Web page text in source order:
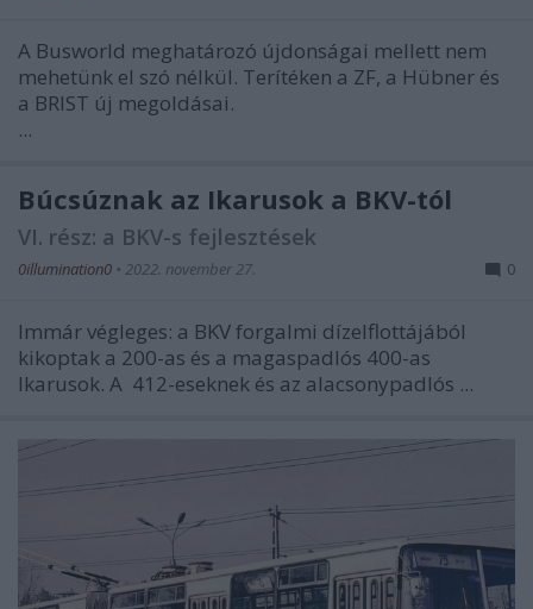
A Busworld meghatározó újdonságai mellett nem
mehetünk el szó nélkül. Terítéken a ZF, a Hübner és
a BRIST új megoldásai.
...
Búcsúznak az Ikarusok a BKV-tól
VI. rész: a BKV-s fejlesztések
0illumination0 • 2022. november 27. 0
Immár végleges: a BKV forgalmi dízelflottájából
kikoptak a 200-as és a magaspadlós 400-as
Ikarusok. A 412-eseknek és az alacsonypadlós ...